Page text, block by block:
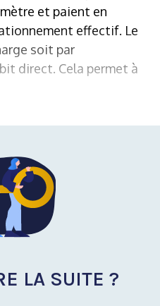
et paient en
effectif. Le
soit par
direct. Cela permet à
LA SUITE ?